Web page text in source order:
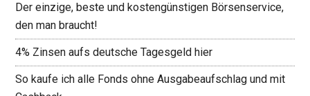
Der einzige, beste und kostengünstigen Börsenservice,
den man braucht!
4% Zinsen aufs deutsche Tagesgeld hier
So kaufe ich alle Fonds ohne Ausgabeaufschlag und mit